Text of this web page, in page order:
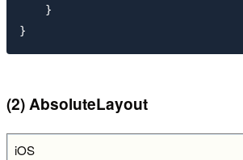
    }
(2) AbsoluteLayout
iOS